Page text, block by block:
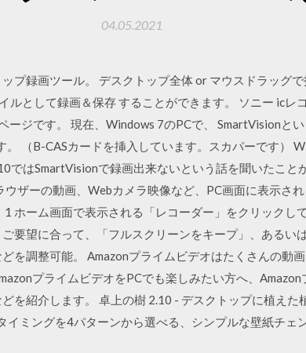
04.05.2021
プ録画ツール。 デスクトップ全体 or マウスドラッグ
ルとして録画＆保存 することができます。 ソニー icレ
ージです。 現在、Windows 7のPCで、 SmartVisionと
。 （B-CASカードを挿入しています。スカパーです）
ではSmartVisionで録画出来ないという話を聞いたこと
ザーの動画、Webカメラ映像など、PC画面に表示さ
ホーム画面で表示される「レコーダー」をクリックし
要望に合って、「フルスクリーンをキープ」、あるい
を調整可能。 Amazonプライムビデオはたくさんの動
プライムビデオをPCでも楽しみたい方へ、
を紹介します。 卓上の樹 2.10 - デスクトップに植え
イミングを4パターンから選べる、シンプルな壁紙チェ